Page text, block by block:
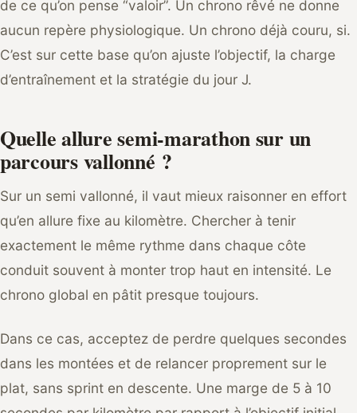
de ce qu’on pense “valoir”. Un chrono rêvé ne donne
aucun repère physiologique. Un chrono déjà couru, si.
C’est sur cette base qu’on ajuste l’objectif, la charge
d’entraînement et la stratégie du jour J.
Quelle allure semi-marathon sur un
parcours vallonné ?
Sur un semi vallonné, il vaut mieux raisonner en effort
qu’en allure fixe au kilomètre. Chercher à tenir
exactement le même rythme dans chaque côte
conduit souvent à monter trop haut en intensité. Le
chrono global en pâtit presque toujours.
Dans ce cas, acceptez de perdre quelques secondes
dans les montées et de relancer proprement sur le
plat, sans sprint en descente. Une marge de 5 à 10